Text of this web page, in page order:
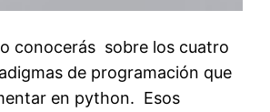
conocerás sobre los cuatro
de programación que
en python. Esos